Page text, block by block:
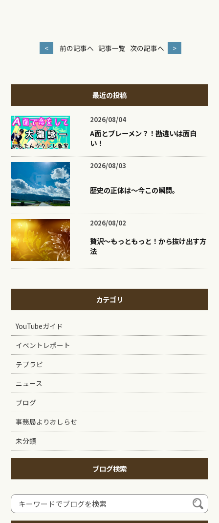
< 前の記事へ 記事一覧 次の記事へ >
最近の投稿
2026/08/04
A面とブレーメン？！勘違いは面白
い！
2026/08/03
歴史の正体は〜今この瞬間。
2026/08/02
贅沢〜もっともっと！から抜け出す方
法
カテゴリ
YouTubeガイド
イベントレポート
テブラビ
ニュース
ブログ
事務局よりおしらせ
未分類
ブログ検索